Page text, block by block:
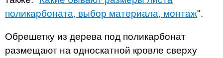
поликарбоната, выбор материала, монтаж".
Обрешетку из дерева под поликарбонат
размещают на односкатной кровле сверху